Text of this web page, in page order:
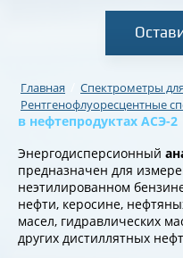
Главная Спектрометры
Рентгенофлуоресцентные
в нефтепродуктах АСЭ-2
Энергодисперсионный
предназначен для
неэтилированном
нефти, керосине,
масел, гидравлических
других дистиллятных